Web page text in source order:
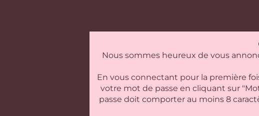
Nous sommes heureux de vous
En vous connectant pour la première
votre mot de passe en cliquant sur
passe doit comporter au moins 8